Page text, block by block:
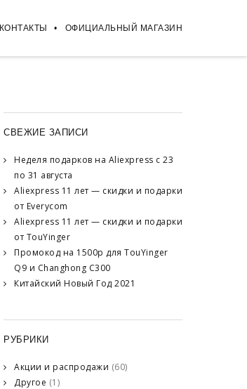
КОНТАКТЫ ОФИЦИАЛЬНЫЙ МАГАЗИН
СВЕЖИЕ ЗАПИСИ
Неделя подарков на Aliexpress с 23
по 31 августа
Aliexpress 11 лет — скидки и подарки
от Everycom
Aliexpress 11 лет — скидки и подарки
от TouYinger
Промокод на 1500р для TouYinger
Q9 и Changhong C300
Китайский Новый Год 2021
РУБРИКИ
Акции и распродажи (60)
Другое (1)